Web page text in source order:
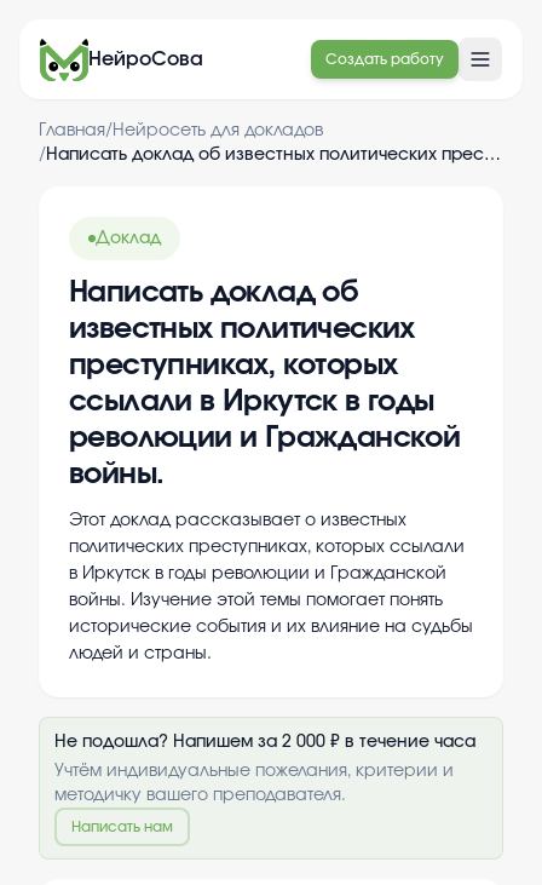
НейроСова Создать работу
Главная/ Нейросеть для докладов
/
Написать доклад об известных политических преступниках, которых ссылали в Иркутск в годы революции и Гражданской войны.
Доклад
Написать доклад об
известных политических
преступниках, которых
ссылали в Иркутск в годы
революции и Гражданской
войны.
Этот доклад рассказывает о известных
политических преступниках, которых ссылали
в Иркутск в годы революции и Гражданской
войны. Изучение этой темы помогает понять
исторические события и их влияние на судьбы
людей и страны.
Не подошла? Напишем за 2 000 ₽ в течение часа
Учтём индивидуальные пожелания, критерии и
методичку вашего преподавателя.
Написать нам